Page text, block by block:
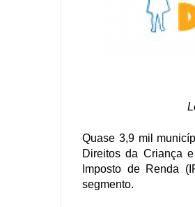
Quase 3,9 mil
Direitos da Criança
Imposto de Renda
segmento.